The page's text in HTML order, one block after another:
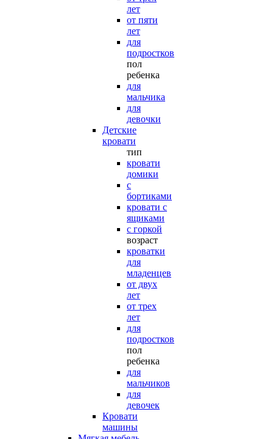
лет
от пяти
лет
для
подростков
пол
ребенка
для
мальчика
для
девочки
Детские
кровати
тип
кровати
домики
с
бортиками
кровати с
ящиками
с горкой
возраст
кроватки
для
младенцев
от двух
лет
от трех
лет
для
подростков
пол
ребенка
для
мальчиков
для
девочек
Кровати
машины